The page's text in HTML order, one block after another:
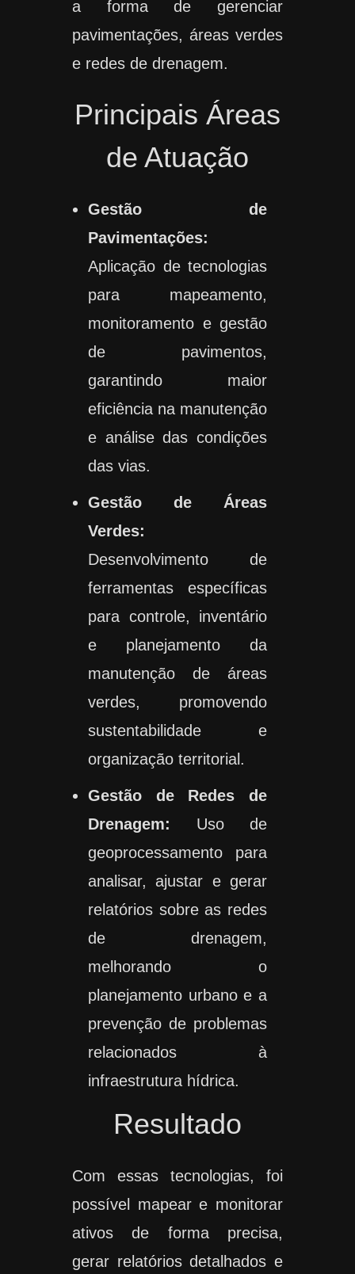
a forma de gerenciar
pavimentações, áreas verdes
e redes de drenagem.
Principais Áreas
de Atuação
Gestão de
Pavimentações:
Aplicação de tecnologias
para mapeamento,
monitoramento e gestão
de pavimentos,
garantindo maior
eficiência na manutenção
e análise das condições
das vias.
Gestão de Áreas
Verdes:
Desenvolvimento de
ferramentas específicas
para controle, inventário
e planejamento da
manutenção de áreas
verdes, promovendo
sustentabilidade e
organização territorial.
Gestão de Redes de
Drenagem: Uso de
geoprocessamento para
analisar, ajustar e gerar
relatórios sobre as redes
de drenagem,
melhorando o
planejamento urbano e a
prevenção de problemas
relacionados à
infraestrutura hídrica.
Resultado
Com essas tecnologias, foi
possível mapear e monitorar
ativos de forma precisa,
gerar relatórios detalhados e